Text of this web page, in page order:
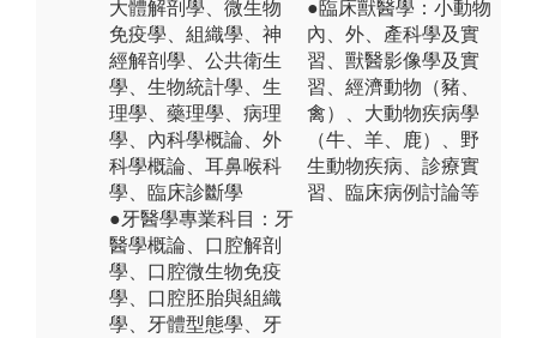
大體解剖學、微生物
免疫學、組織學、神
經解剖學、公共衛生
學、生物統計學、生
理學、藥理學、病理
學、內科學概論、外
科學概論、耳鼻喉科
學、臨床診斷學
●牙醫學專業科目：牙
醫學概論、口腔解剖
學、口腔微生物免疫
學、口腔胚胎與組織
學、牙體型態學、牙
●臨床獸醫學：小動物
內、外、產科學及實
習、獸醫影像學及實
習、經濟動物（豬、
禽）、大動物疾病學
（牛、羊、鹿）、野
生動物疾病、診療實
習、臨床病例討論等